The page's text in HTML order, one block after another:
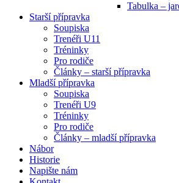
Tabulka –
Starší přípravka
Soupiska
Trenéři U11
Tréninky
Pro rodiče
Články – starší přípravka
Mladší přípravka
Soupiska
Trenéři U9
Tréninky
Pro rodiče
Články – mladší přípravka
Nábor
Historie
Napište nám